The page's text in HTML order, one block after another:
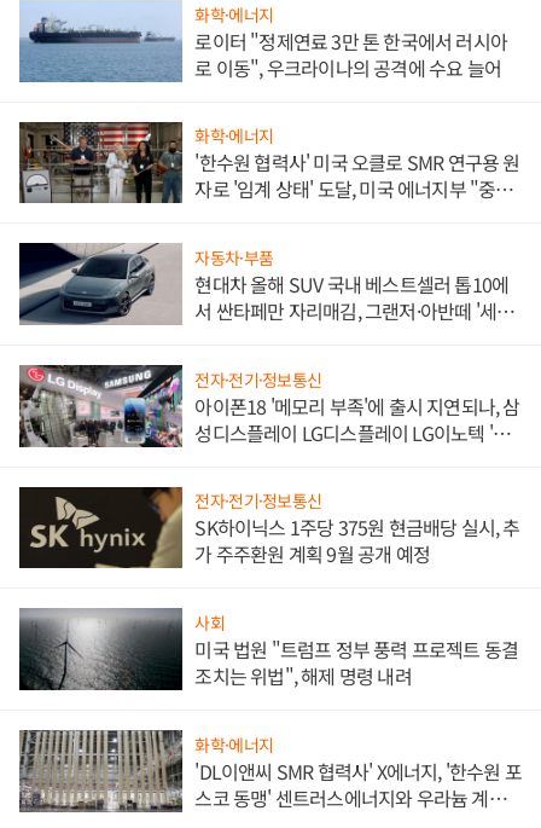
화학·에너지
로이터 "정제연료 3만 톤 한국에서 러시아
로 이동", 우크라이나의 공격에 수요 늘어
화학·에너지
'한수원 협력사' 미국 오클로 SMR 연구용 원
자로 '임계 상태' 도달, 미국 에너지부 "중요
자동차·부품
현대차 올해 SUV 국내 베스트셀러 톱10에
서 싼타페만 자리매김, 그랜저·아반떼 '세단
전자·전기·정보통신
아이폰18 '메모리 부족'에 출시 지연되나, 삼
성디스플레이 LG디스플레이 LG이노텍 '탈
전자·전기·정보통신
SK하이닉스 1주당 375원 현금배당 실시, 추
가 주주환원 계획 9월 공개 예정
사회
미국 법원 "트럼프 정부 풍력 프로젝트 동결
조치는 위법", 해제 명령 내려
화학·에너지
'DL이앤씨 SMR 협력사' X에너지, '한수원 포
스코 동맹' 센트러스에너지와 우라늄 계약